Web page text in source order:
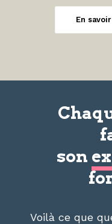
En
son
Voilà ce que